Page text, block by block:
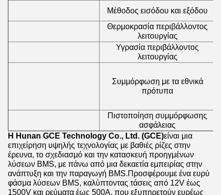
Μέθοδος εισόδου και εξόδου
Θερμοκρασία περιβάλλοντος
λειτουργίας
Υγρασία περιβάλλοντος
λειτουργίας
Συμμόρφωση με τα εθνικά
πρότυπα
Πιστοποίηση συμμόρφωσης
ασφάλειας
Η Hunan GCE Technology Co., Ltd. (GCE)είναι μια
επιχείρηση υψηλής τεχνολογίας με βαθιές ρίζες στην
έρευνα, το σχεδιασμό και την κατασκευή προηγμένων
λύσεων BMS, με πάνω από μια δεκαετία εμπειρίας στην
ανάπτυξη και την παραγωγή BMS.Προσφέρουμε ένα ευρύ
φάσμα λύσεων BMS, καλύπτοντας τάσεις από 12V έως
1500V και ρεύματα έως 500A, που εξυπηρετούν ευρέως